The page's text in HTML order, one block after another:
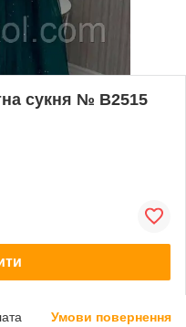
сукня № В2515
Умови повернення